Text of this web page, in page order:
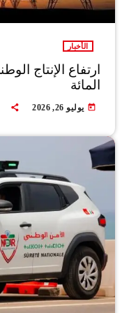
الأخبار
المائة
today يوليو 26, 2026